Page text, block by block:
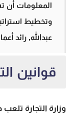
المعلومات أن
وتخطيط
عبدالله, رائد
قوانين
وزارة التجارة